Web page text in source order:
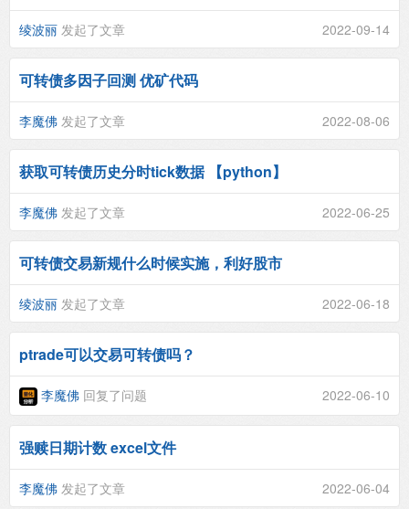
绫波丽 发起了文章 2022-09-14
可转债多因子回测 优矿代码
李魔佛 发起了文章 2022-08-06
获取可转债历史分时tick数据 【python】
李魔佛 发起了文章 2022-06-25
可转债交易新规什么时候实施，利好股市
绫波丽 发起了文章 2022-06-18
ptrade可以交易可转债吗？
李魔佛 回复了问题 2022-06-10
强赎日期计数 excel文件
李魔佛 发起了文章 2022-06-04